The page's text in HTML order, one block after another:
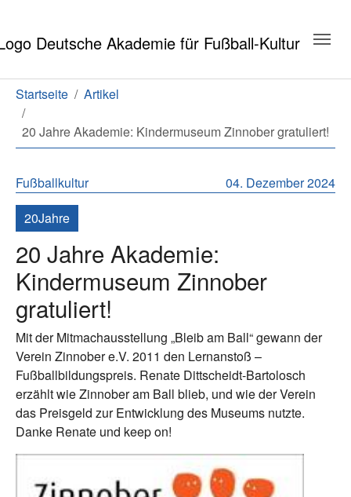
Sie sind hier:
Startseite Artikel
20 Jahre Akademie: Kindermuseum Zinnober gratuliert!
04. Dezember 2024
Fußballkultur
20Jahre
20 Jahre Akademie:
Kindermuseum Zinnober
gratuliert!
Mit der Mitmachausstellung „Bleib am Ball“ gewann der
Verein Zinnober e.V. 2011 den Lernanstoß –
Fußballbildungspreis. Renate Dittscheidt-Bartolosch
erzählt wie Zinnober am Ball blieb, und wie der Verein
das Preisgeld zur Entwicklung des Museums nutzte.
Danke Renate und keep on!